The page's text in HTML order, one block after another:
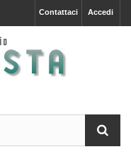
Accedi
Contattaci